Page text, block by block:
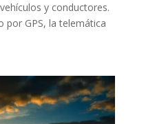
y conductores.
por GPS, la telemática